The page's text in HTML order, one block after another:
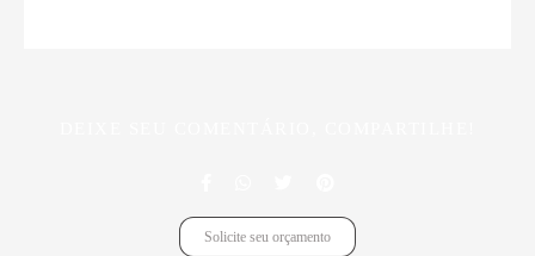
Solicite seu orçamento